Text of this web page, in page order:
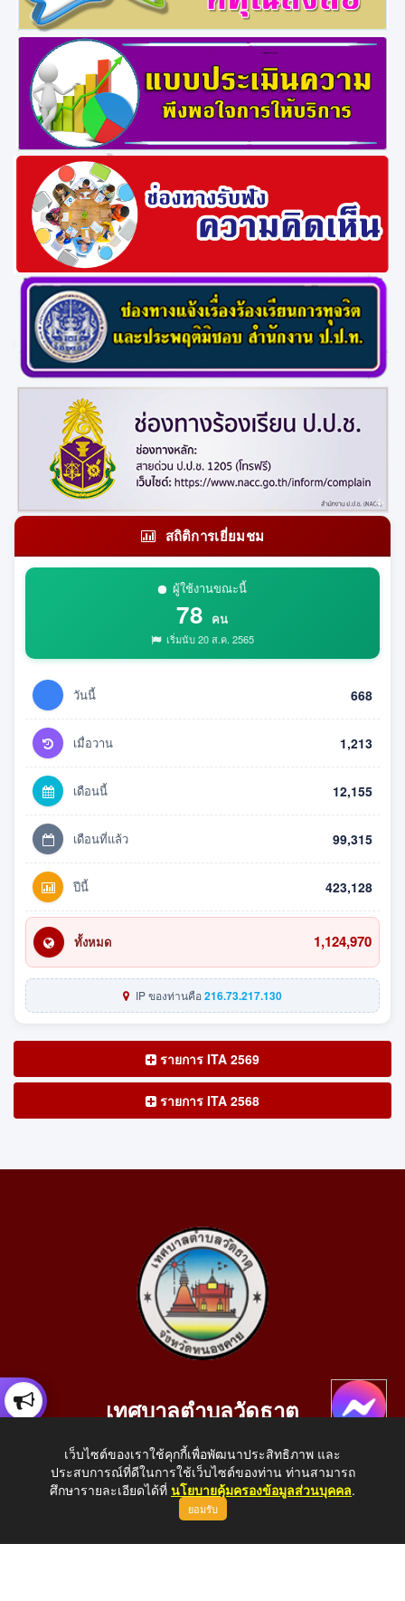
สถิติการเยี่ยมชม
ผู้ใช้งานขณะนี้
78 คน
เริ่มนับ 20 ส.ค. 2565
วันนี้ 668
เมื่อวาน 1,213
เดือนนี้ 12,155
เดือนที่แล้ว 99,315
ปีนี้ 423,128
ทั้งหมด 1,124,970
IP ของท่านคือ216.73.217.130
รายการ ITA 2569
รายการ ITA 2568
เทศบาลตำบลวัดธาตุ
อ.เมือง จ.หนองคาย 43000
โทรศัพท์: 042-414758 โทรสาร: 042-414759
E-Mail: saraban_05430110@dla.go.th
เว็บไซต์ของเราใช้คุกกี้เพื่อพัฒนาประสิทธิภาพ และ
ประสบการณ์ที่ดีในการใช้เว็บไซต์ของท่าน ท่านสามารถ
ศึกษารายละเอียดได้ที่ นโยบายคุ้มครองข้อมูลส่วนบุคคล.
ยอมรับ